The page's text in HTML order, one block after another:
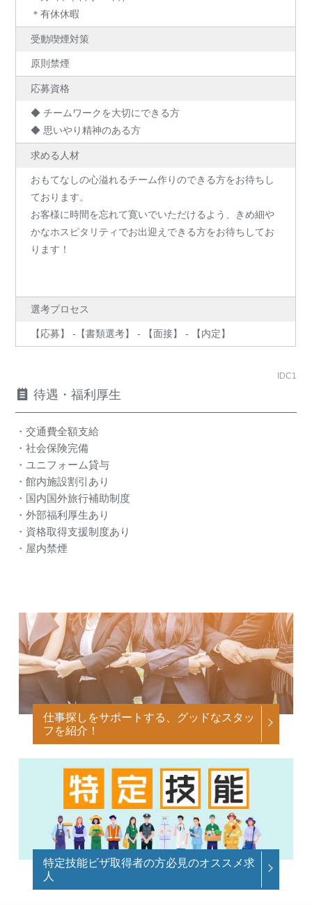
＊有休休暇
受動喫煙対策
原則禁煙
応募資格
◆ チームワークを大切にできる方
◆ 思いやり精神のある方
求める人材
おもてなしの心溢れるチーム作りのできる方をお待ちし
ております。
お客様に時間を忘れて寛いでいただけるよう、きめ細や
かなホスピタリティでお出迎えできる方をお待ちしてお
ります！
選考プロセス
【応募】 -【書類選考】 - 【面接】 - 【内定】
IDC1
待遇・福利厚生
・交通費全額支給
・社会保険完備
・ユニフォーム貸与
・館内施設割引あり
・国内国外旅行補助制度
・外部福利厚生あり
・資格取得支援制度あり
・屋内禁煙
仕事探しをサポートする、グッドなスタッ
フを紹介！
特定技能ビザ取得者の方必見のオススメ求
人